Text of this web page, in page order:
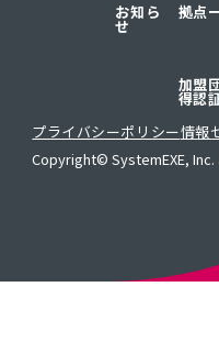
お知ら
せ
拠点
加盟
得認
プライバシーポリシー情報
Copyright© SystemEXE,